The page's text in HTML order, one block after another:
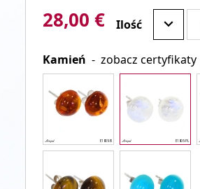
28,00 €
Ilość
Kamień - zobacz certyfikaty